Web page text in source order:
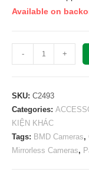
Available on
CAMVATE
Heavy-
9''
Articulating
Magic
Arm
C2493
- +
SKU: C2493
Categories:
KIỆN KHÁC
Tags: BMD Cameras,
Mirrorless Cameras,